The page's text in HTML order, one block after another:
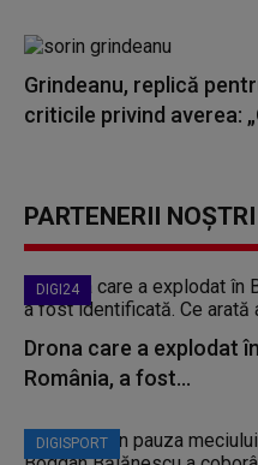
Grindeanu, replică
criticile privind averea:
PARTENERII NOȘTRI
DIGI24
Drona care a explodat
România, a fost...
DIGISPORT